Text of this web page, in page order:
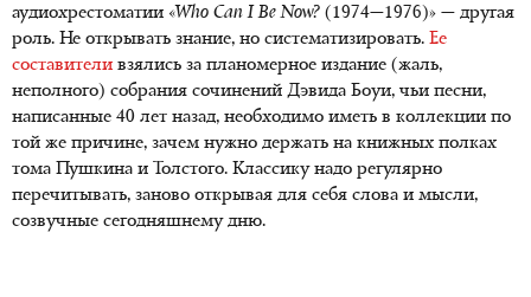
аудиохрестоматии «Who Can I Be Now? (1974—1976)» — другая
роль. Не открывать знание, но систематизировать. Ее
составители взялись за планомерное издание (жаль,
неполного) собрания сочинений Дэвида Боуи, чьи песни,
написанные 40 лет назад, необходимо иметь в коллекции по
той же причине, зачем нужно держать на книжных полках
тома Пушкина и Толстого. Классику надо регулярно
перечитывать, заново открывая для себя слова и мысли,
созвучные сегодняшнему дню.